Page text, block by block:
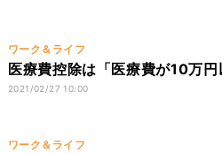
ワーク＆ライフ
医療費控除は「医療費が10万
2021/02/27 10:00
ワーク＆ライフ